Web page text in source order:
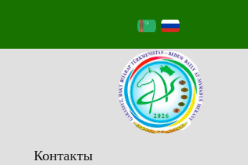
Контакты